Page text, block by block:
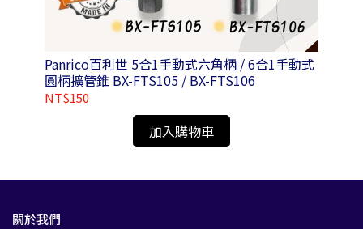
Panrico百利世 5合1手動式六角柄 / 6合1手動式
圓柄擴管錐 BX-FTS105 / BX-FTS106
NT$150
加入購物車
關於我們